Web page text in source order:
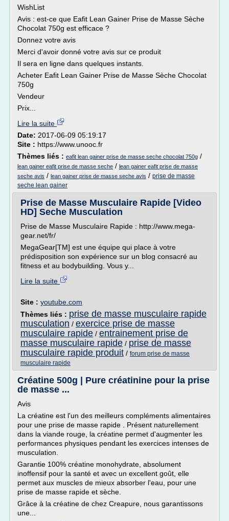
WishList
Avis : est-ce que Eafit Lean Gainer Prise de Masse Sèche
Chocolat 750g est efficace ?
Donnez votre avis
Merci d'avoir donné votre avis sur ce produit
Il sera en ligne dans quelques instants.
Acheter Eafit Lean Gainer Prise de Masse Sèche Chocolat
750g
Vendeur
Prix...
Lire la suite
Date: 2017-06-09 05:19:17
Site : https://www.unooc.fr
Thèmes liés : eafit lean gainer prise de masse seche chocolat 750g /
lean gainer eafit prise de masse seche / lean gainer eafit prise de masse
seche avis / lean gainer prise de masse seche avis / prise de masse
seche lean gainer
Prise de Masse Musculaire Rapide [Video
HD] Seche Musculation
Prise de Masse Musculaire Rapide : http://www.mega-
gear.net/fr/
MegaGear[TM] est une équipe qui place à votre
prédisposition son expérience sur un blog consacré au
fitness et au bodybuilding. Vous y...
Lire la suite
Site : youtube.com
Thèmes liés : prise de masse musculaire rapide
musculation / exercice prise de masse
musculaire rapide / entrainement prise de
masse musculaire rapide / prise de masse
musculaire rapide produit / forum prise de masse
musculaire rapide
Créatine 500g | Pure créatinine pour la prise
de masse ...
Avis
La créatine est l'un des meilleurs compléments alimentaires
pour une prise de masse rapide . Présent naturellement
dans la viande rouge, la créatine permet d'augmenter les
performances physiques pendant les exercices intenses de
musculation.
Garantie 100% créatine monohydrate, absolument
inoffensif pour la santé et avec un excellent goût, elle
permet aux muscles de mieux absorber l'eau, pour une
prise de masse rapide et sèche.
Grâce à la créatine de chez Creapure, nous garantissons
une...